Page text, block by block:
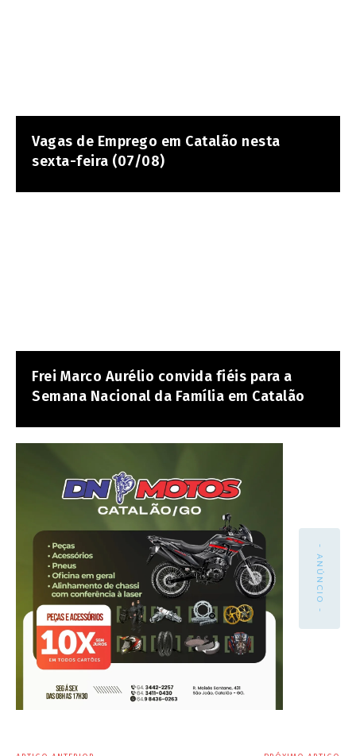
Vagas de Emprego em Catalão nesta
sexta-feira (07/08)
Frei Marco Aurélio convida fiéis para a
Semana Nacional da Família em Catalão
- ANÚNCIO -